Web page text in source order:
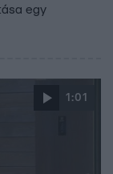
egy
1:01